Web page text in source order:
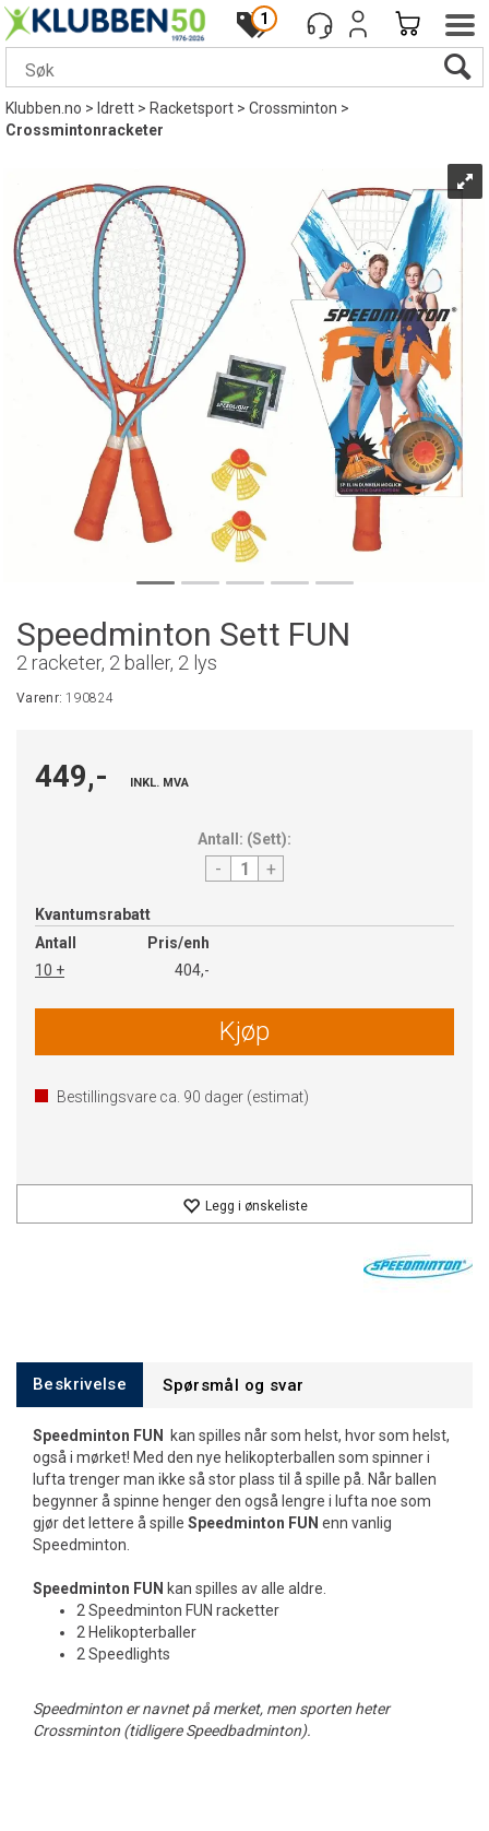
1
Klubben.no> Idrett>Racketsport>Crossminton>
Crossmintonracketer
Speedminton Sett FUN
2 racketer, 2 baller, 2 lys
Varenr:190824
449,- INKL. MVA
Antall: (Sett):
- +
Kvantumsrabatt
Antall
Pris/enh
10 +
404,-
Kjøp
Bestillingsvare ca. 90 dager (estimat)
Legg i ønskeliste
Beskrivelse Spørsmål og svar
Speedminton FUN
kan spilles når som helst, hvor som helst,
også i mørket! Med den nye helikopterballen som spinner i
lufta trenger man ikke så stor plass til å spille på. Når ballen
begynner å spinne henger den også lengre i lufta noe som
gjør det lettere å spille Speedminton FUN enn vanlig
Speedminton.
Speedminton FUN kan spilles av alle aldre.
2 Speedminton FUN racketter
2 Helikopterballer
2 Speedlights
Speedminton er navnet på merket, men sporten heter
Crossminton (tidligere Speedbadminton).